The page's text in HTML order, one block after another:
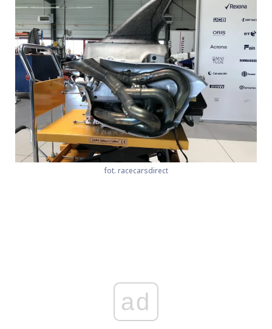
fot. racecarsdirect
ad